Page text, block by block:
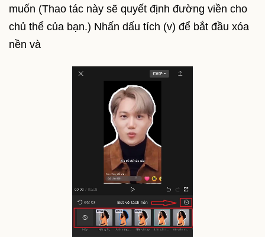
muốn (Thao tác này sẽ quyết định đường viền cho
chủ thể của bạn.) Nhấn dấu tích (v) để bắt đầu xóa
nền và